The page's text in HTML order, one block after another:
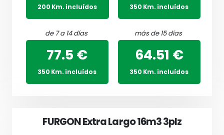
200 Km. incluídos 350 Km. incluídos
de 7 a 14 días
77.5 €
350 Km. incluídos
más de 15 días
64.51 €
350 Km. incluídos
FURGON Extra Largo 16m3 3plz